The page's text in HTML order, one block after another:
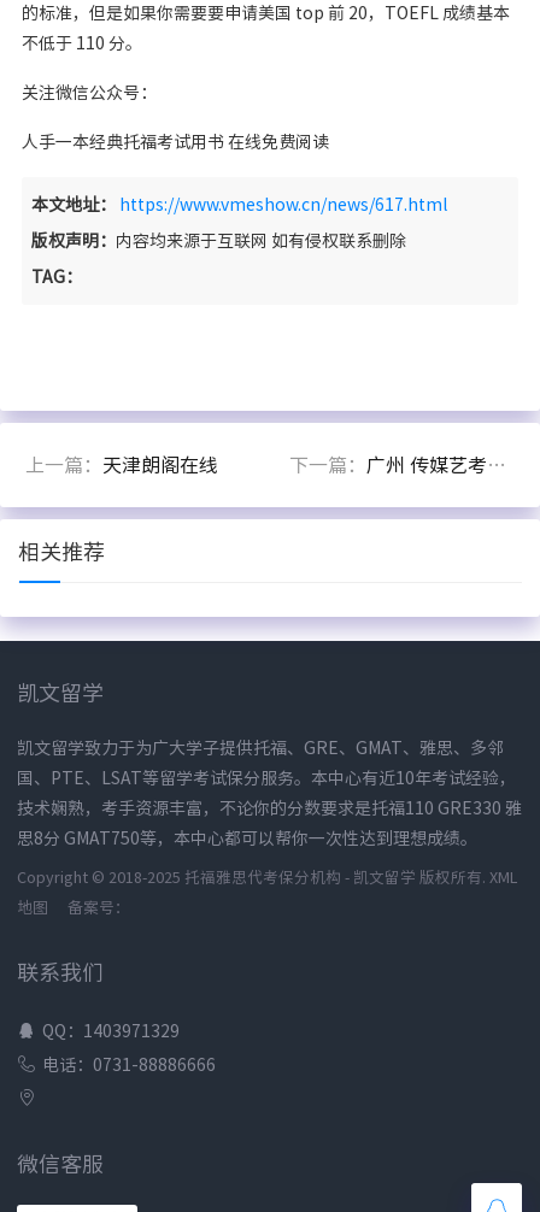
的标准，但是如果你需要要申请美国 top 前 20，TOEFL 成绩基本
不低于 110 分。
关注微信公众号：
人手一本经典托福考试用书 在线免费阅读
本文地址： https://www.vmeshow.cn/news/617.html
版权声明： 内容均来源于互联网 如有侵权联系删除
TAG：
上一篇： 天津朗阁在线 下一篇： 广州 传媒艺考重本名校保录班
相关推荐
凯文留学
凯文留学致力于为广大学子提供托福、GRE、GMAT、雅思、多邻
国、PTE、LSAT等留学考试保分服务。本中心有近10年考试经验，
技术娴熟，考手资源丰富，不论你的分数要求是托福110 GRE330 雅
思8分 GMAT750等，本中心都可以帮你一次性达到理想成绩。
Copyright © 2018-2025 托福雅思代考保分机构 - 凯文留学 版权所有. XML
地图
备案号：
联系我们
QQ：1403971329
电话：0731-88886666
微信客服